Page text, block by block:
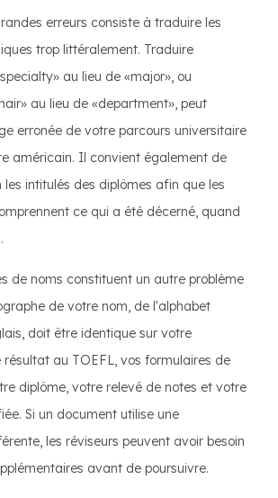
erreurs consiste à traduire les
trop littéralement. Traduire
au lieu de «major», ou
au lieu de «department», peut
erronée de votre parcours universitaire
américain. Il convient également de
intitulés des diplômes afin que les
ce qui a été décerné, quand
de noms constituent un autre problème
de votre nom, de l'alphabet
doit être identique sur votre
résultat au TOEFL, vos formulaires de
diplôme, votre relevé de notes et votre
Si un document utilise une
les réviseurs peuvent avoir besoin
avant de poursuivre.